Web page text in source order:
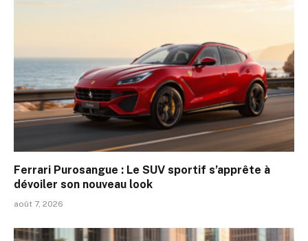
Ferrari Purosangue : Le SUV sportif s’apprête à
dévoiler son nouveau look
août 7, 2026